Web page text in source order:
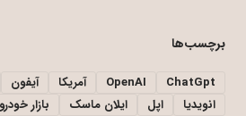
برچسب‌ها
ChatGpt
OpenAI آمریکا آیفون
انویدیا
اپل ایلان ماسک
بازار خودرو